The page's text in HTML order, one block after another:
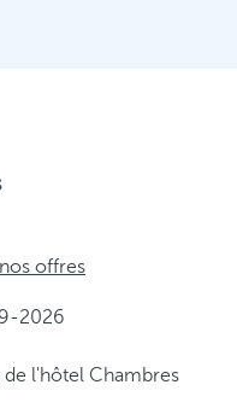
offres
2026
de l'hôtel Chambres